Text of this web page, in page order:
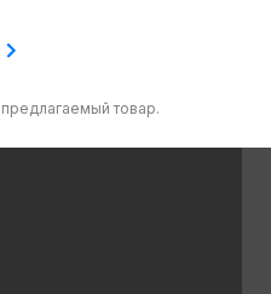
предлагаемый товар.